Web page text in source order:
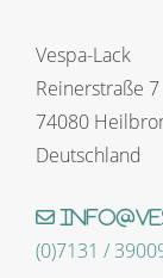
Vespa-Lack
Reinerstraße 7
74080
Deutschland
(0)7131 /